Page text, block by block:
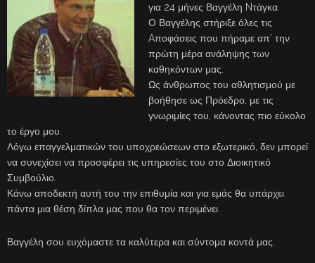
για 24 μήνες Βαγγέλη Nτάγκα.
Ο Βαγγέλης στήριξε όλες τις
Aποφάσεις που πήραμε απ’ την
πρώτη μέρα ανάληψης των
καθηκόντων μας.
Ως άνθρωπος του αθλητισμού με
βοήθησε ως Πρόεδρο, με τις
γνωριμίες του, κάνοντας πιο εύκολο
το έργο μου.
Λόγω επαγγελματικών του υποχρεώσεων στο εξωτερικό, δεν μπορεί
να συνεχίσει να προσφέρει τις υπηρεσίες του στο Διοικητικό
Συμβούλιο.
Κάνω αποδεκτή αυτή του την επιθυμία και για εμάς θα υπάρχει
πάντα μια θέση δίπλα μας που θα τον περιμένει.
Βαγγέλη σου ευχόμαστε τα καλύτερα και σύντομα κοντά μας.